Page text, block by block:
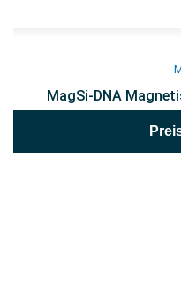
MagSi-DNA